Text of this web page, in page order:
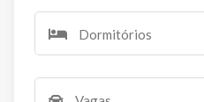
Dormitórios